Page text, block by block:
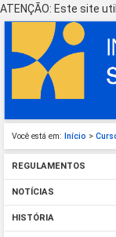
ATENÇÃO: Este site
Você está em: Início >
REGULAMENTOS
NOTÍCIAS
HISTÓRIA